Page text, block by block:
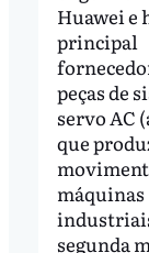
Huawei e
principal
peças de
servo AC
que
máquinas
segunda